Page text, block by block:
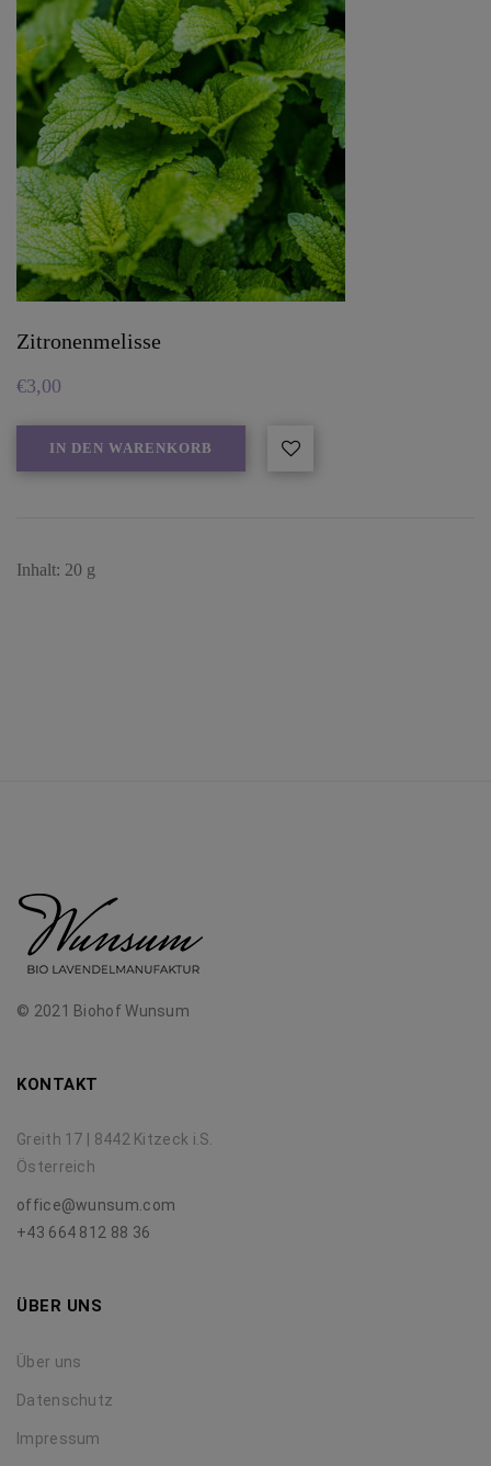
Zitronenmelisse
€3,00
IN DEN WARENKORB
Inhalt: 20 g
© 2021 Biohof Wunsum
KONTAKT
Greith 17 | 8442 Kitzeck i.S.
Österreich
office@wunsum.com
+43 664 812 88 36
ÜBER UNS
Über uns
Datenschutz
Impressum